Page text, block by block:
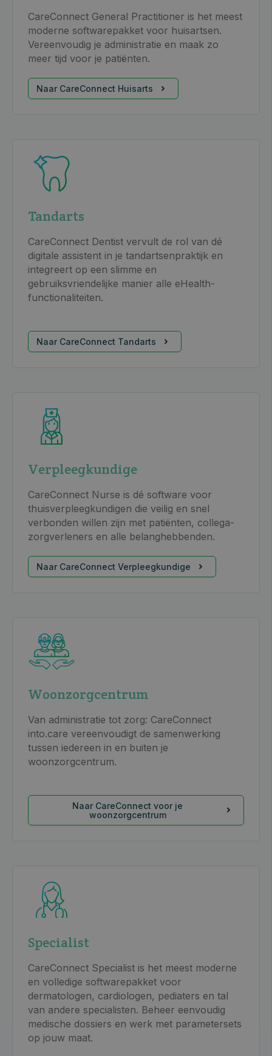
CareConnect General Practitioner is het meest
moderne softwarepakket voor huisartsen.
Vereenvoudig je administratie en maak zo
meer tijd voor je patiënten.
Naar CareConnect Huisarts
Tandarts
CareConnect Dentist vervult de rol van dé
digitale assistent in je tandartsenpraktijk en
integreert op een slimme en
gebruiksvriendelijke manier alle eHealth-
functionaliteiten.
Naar CareConnect Tandarts
Verpleegkundige
CareConnect Nurse is dé software voor
thuisverpleegkundigen die veilig en snel
verbonden willen zijn met patiënten, collega-
zorgverleners en alle belanghebbenden.
Naar CareConnect Verpleegkundige
Woonzorgcentrum
Van administratie tot zorg: CareConnect
into.care vereenvoudigt de samenwerking
tussen iedereen in en buiten je
woonzorgcentrum.
Naar CareConnect voor je
woonzorgcentrum
Specialist
CareConnect Specialist is het meest moderne
en volledige softwarepakket voor
dermatologen, cardiologen, pediaters en tal
van andere specialisten. Beheer eenvoudig
medische dossiers en werk met parametersets
op jouw maat.